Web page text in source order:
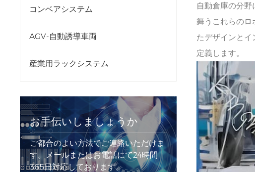
コンベアシステム
AGV-自動誘導車両
産業用ラックシステム
お手伝いしましょうか
ご都合のよい方法でご連絡いただけま
す。メールまたはお電話にて24時間
365日対応しております。
自動倉庫の分
舞うこれらの
たデザインと
定義します。